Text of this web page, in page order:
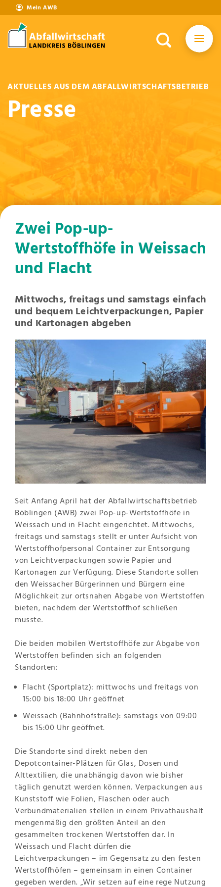
Mein AWB
AKTUELLES AUS DEM ABFALLWIRTSCHAFTSBETRIEB
Presse
Zwei Pop-up-
Wertstoffhöfe in Weissach
und Flacht
Mittwochs, freitags und samstags einfach
und bequem Leichtverpackungen, Papier
und Kartonagen abgeben
Seit Anfang April hat der Abfallwirtschaftsbetrieb
Böblingen (AWB) zwei Pop-up-Wertstoffhöfe in
Weissach und in Flacht eingerichtet. Mittwochs,
freitags und samstags stellt er unter Aufsicht von
Wertstoffhofpersonal Container zur Entsorgung
von Leichtverpackungen sowie Papier und
Kartonagen zur Verfügung. Diese Standorte sollen
den Weissacher Bürgerinnen und Bürgern eine
Möglichkeit zur ortsnahen Abgabe von Wertstoffen
bieten, nachdem der Wertstoffhof schließen
musste.
Die beiden mobilen Wertstoffhöfe zur Abgabe von
Wertstoffen befinden sich an folgenden
Standorten:
Flacht (Sportplatz): mittwochs und freitags von
15:00 bis 18:00 Uhr geöffnet
Weissach (Bahnhofstraße): samstags von 09:00
bis 15:00 Uhr geöffnet.
Die Standorte sind direkt neben den
Depotcontainer-Plätzen für Glas, Dosen und
Alttextilien, die unabhängig davon wie bisher
täglich genutzt werden können. Verpackungen aus
Kunststoff wie Folien, Flaschen oder auch
Verbundmaterialien stellen in einem Privathaushalt
mengenmäßig den größten Anteil an den
gesammelten trockenen Wertstoffen dar. In
Weissach und Flacht dürfen die
Leichtverpackungen – im Gegensatz zu den festen
Wertstoffhöfen – gemeinsam in einen Container
gegeben werden. „Wir setzen auf eine rege Nutzung